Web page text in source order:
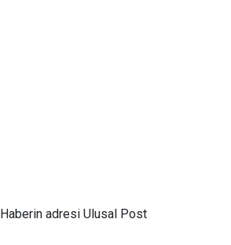
Haberin adresi Ulusal Post